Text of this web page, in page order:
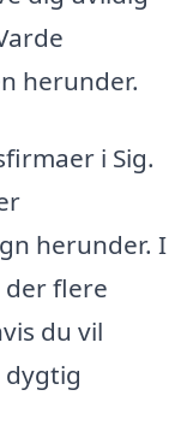
herunder.
i Sig.
herunder. I
der flere
du vil